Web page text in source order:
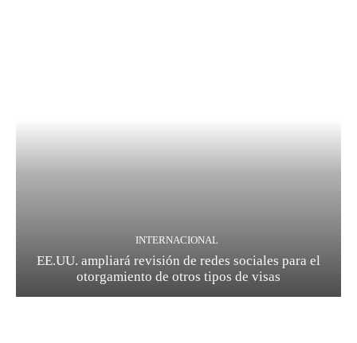
INTERNACIONAL
EE.UU. ampliará revisión de redes sociales para el
otorgamiento de otros tipos de visas